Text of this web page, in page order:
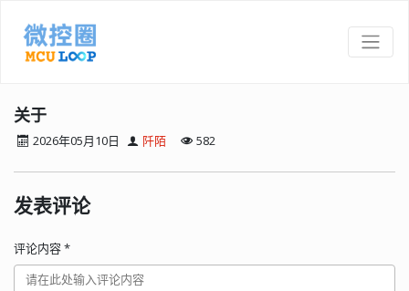
关于
2026年05月10日 阡陌 582
发表评论
评论内容*